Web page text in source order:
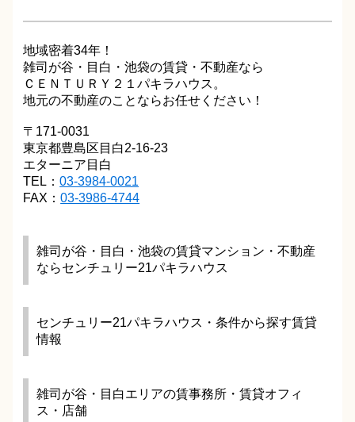
地域密着34年！
雑司が谷・目白・池袋の賃貸・不動産なら
ＣＥＮＴＵＲＹ２１パキラハウス。
地元の不動産のことならお任せください！
〒171-0031
東京都豊島区目白2-16-23
エターニア目白
TEL：03-3984-0021
FAX：03-3986-4744
雑司が谷・目白・池袋の賃貸マンション・不動産
ならセンチュリー21パキラハウス
センチュリー21パキラハウス・条件から探す賃貸
情報
雑司が谷・目白エリアの賃事務所・賃貸オフィ
ス・店舗